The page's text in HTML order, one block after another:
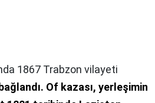
1867 Trabzon vilayeti
Of kazası, yerleşimin